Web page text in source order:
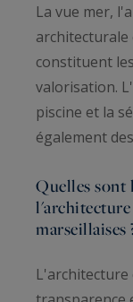
La vue mer,
constituent
valorisation.
piscine et la
également
Quelles sont
l'architecture
marseillaises